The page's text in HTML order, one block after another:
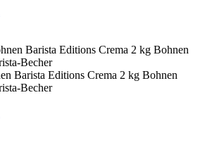
Barista Editions Crema 2 kg Bohnen
Becher